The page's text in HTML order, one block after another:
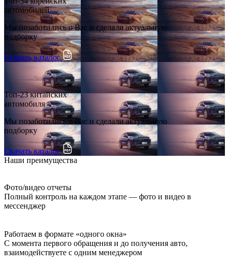
автомобилей
Мы позаботились о Вас и сделали актуальную
подборку
Скачать каталог
Топ-23 китайских
автомобиля
Мы позаботились о Вас и сделали актуальную
подборку
Скачать каталог
Наши преимущества
Фото/видео отчеты
Полный контроль на каждом этапе — фото и видео в
мессенджер
Работаем в формате «одного окна»
С момента первого обращения и до получения авто,
взаимодействуете с одним менеджером